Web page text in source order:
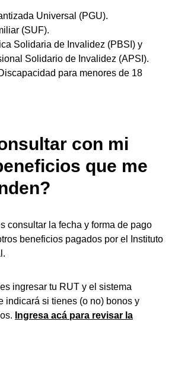
Universal (PGU).
(SUF).
Solidaria de Invalidez (PBSI) y
Solidario de Invalidez (APSI).
para menores de 18
con mi
que me
consultar la fecha y forma de pago
beneficios pagados por el Instituto
ingresar tu RUT y el sistema
indicará si tienes (o no) bonos y
Ingresa acá para revisar la